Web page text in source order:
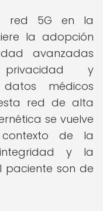
red 5G en la
la adopción
avanzadas
y
médicos
red de alta
se vuelve
de la
y la
son de